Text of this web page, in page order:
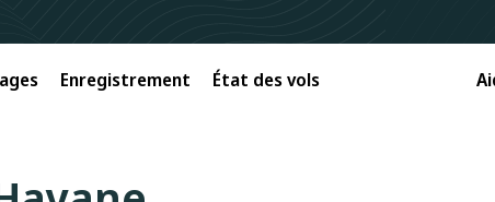
Enregistrement État des vols